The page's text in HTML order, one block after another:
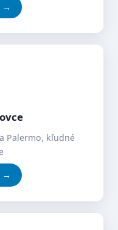
→
Palermo, kľudné
→